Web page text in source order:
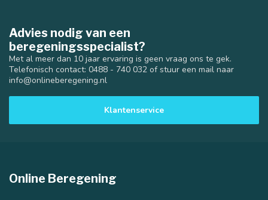
Advies nodig van een
beregeningsspecialist?
Met al meer dan 10 jaar ervaring is geen vraag ons te gek.
Telefonisch contact: 0488 - 740 032 of stuur een mail naar
info@onlineberegening.nl
Klantenservice
Online Beregening